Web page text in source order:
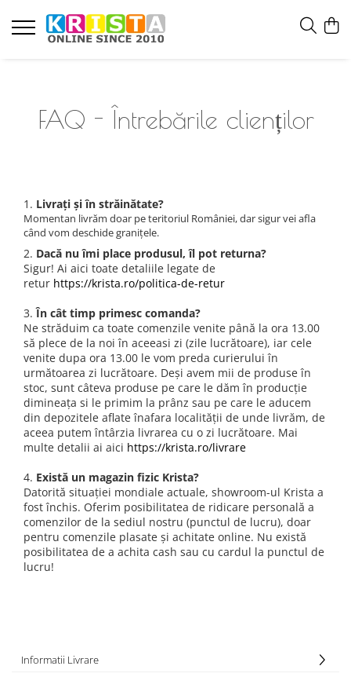
FAQ - Întrebările clienților
1. Livrați și în străinătate?
Momentan livrăm doar pe teritoriul României, dar sigur vei afla
când vom deschide granițele.
2. Dacă nu îmi place produsul, îl pot returna?
Sigur! Ai aici toate detaliile legate de
retur https://krista.ro/politica-de-retur
3.În cât timp primesc comanda?
Ne străduim ca toate comenzile venite până la ora 13.00
să plece de la noi în aceeasi zi (zile lucrătoare), iar cele
venite dupa ora 13.00 le vom preda curierului în
următoarea zi lucrătoare. Deși avem mii de produse în
stoc, sunt câteva produse pe care le dăm în producție
dimineața si le primim la prânz sau pe care le aducem
din depozitele aflate înafara localității de unde livrăm, de
aceea putem întârzia livrarea cu o zi lucrătoare. Mai
multe detalii ai aici https://krista.ro/livrare
4. Există un magazin fizic Krista?
Datorită situației mondiale actuale, showroom-ul Krista a
fost închis. Oferim posibilitatea de ridicare personală a
comenzilor de la sediul nostru (punctul de lucru), doar
pentru comenzile plasate și achitate online. Nu există
posibilitatea de a achita cash sau cu cardul la punctul de
lucru!
Informatii Livrare